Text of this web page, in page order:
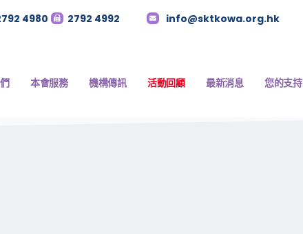
4980 2792 4992 info@sktkowa.org.hk
本會服務 機構傳訊 活動回顧 最新消息 您的支持